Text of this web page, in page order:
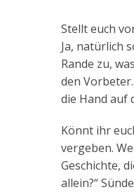
Stellt euch
Ja, natürlich
Rande zu,
den
die Hand auf
Könnt ihr
vergeben.
Geschichte,
allein?“